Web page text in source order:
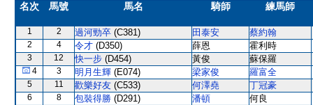
名次 馬號 馬名 騎師 練馬師
1 2 過河勁卒 (C381) 田泰安 蔡約翰
2 4 令才 (D350) 薛恩 霍利時
3 12 快一步 (D454) 黃俊 蘇保羅
4 3 明月生輝 (E074) 梁家俊 羅富全
5 11 歡樂好友 (C533) 何澤堯 丁冠豪
6 8 包裝得勝 (D291) 潘頓 何良